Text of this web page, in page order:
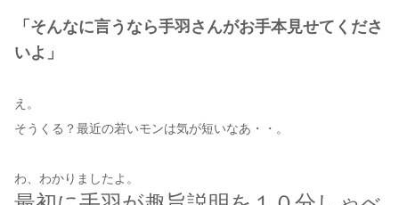
「そんなに言うなら手羽さんがお手本見せてくださ
いよ」
え。
そうくる？最近の若いモンは気が短いなあ・・。
わ、わかりましたよ。